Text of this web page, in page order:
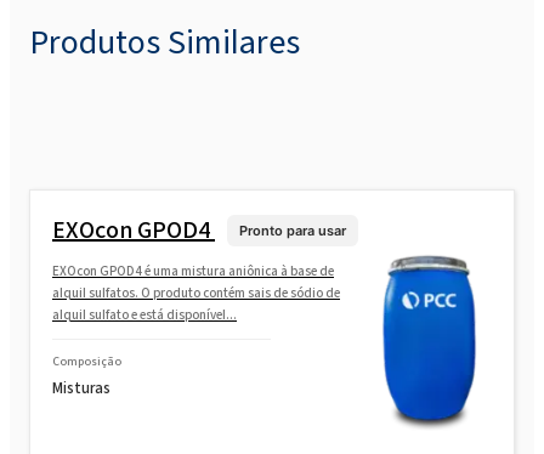
Produtos Similares
EXOcon GPOD4 Pronto para usar
EXOcon GPOD4 é uma mistura aniônica à base de
alquil sulfatos. O produto contém sais de sódio de
alquil sulfato e está disponível...
Composição
Misturas